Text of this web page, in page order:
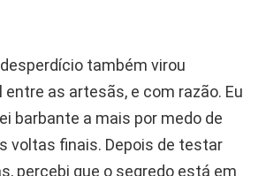
também virou
as artesãs, e com razão. Eu
barbante a mais por medo de
voltas finais. Depois de testar
percebi que o segredo está em